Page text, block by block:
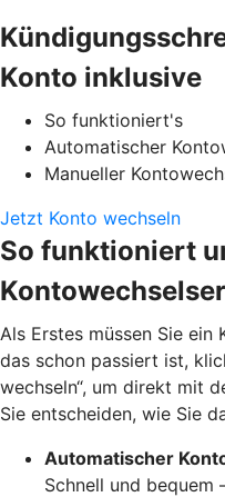
Konto inklusive
So funktioniert's
Automatischer
Manueller
Jetzt Konto wechseln
So funktioniert
Als Erstes müssen Sie ein
das schon passiert ist,
wechseln“, um direkt mit
Sie entscheiden, wie Sie
Automatischer
Schnell und bequem